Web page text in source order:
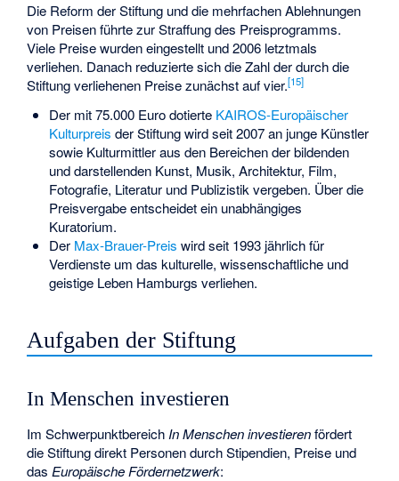
Die Reform der Stiftung und die mehrfachen Ablehnungen
von Preisen führte zur Straffung des Preisprogramms.
Viele Preise wurden eingestellt und 2006 letztmals
verliehen. Danach reduzierte sich die Zahl der durch die
Stiftung verliehenen Preise zunächst auf vier.[15]
Der mit 75.000 Euro dotierte KAIROS-Europäischer
Kulturpreis der Stiftung wird seit 2007 an junge Künstler
sowie Kulturmittler aus den Bereichen der bildenden
und darstellenden Kunst, Musik, Architektur, Film,
Fotografie, Literatur und Publizistik vergeben. Über die
Preisvergabe entscheidet ein unabhängiges
Kuratorium.
Der Max-Brauer-Preis wird seit 1993 jährlich für
Verdienste um das kulturelle, wissenschaftliche und
geistige Leben Hamburgs verliehen.
Aufgaben der Stiftung
In Menschen investieren
Im Schwerpunktbereich In Menschen investierenfördert
die Stiftung direkt Personen durch Stipendien, Preise und
das Europäische Fördernetzwerk: